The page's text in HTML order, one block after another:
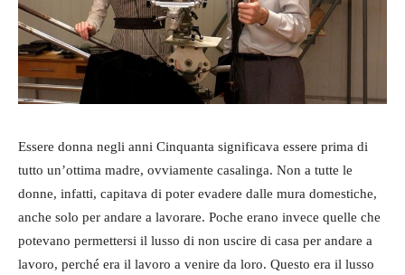
Essere donna negli anni Cinquanta significava essere prima di
tutto un’ottima madre, ovviamente casalinga. Non a tutte le
donne, infatti, capitava di poter evadere dalle mura domestiche,
anche solo per andare a lavorare. Poche erano invece quelle che
potevano permettersi il lusso di non uscire di casa per andare a
lavoro, perché era il lavoro a venire da loro. Questo era il lusso